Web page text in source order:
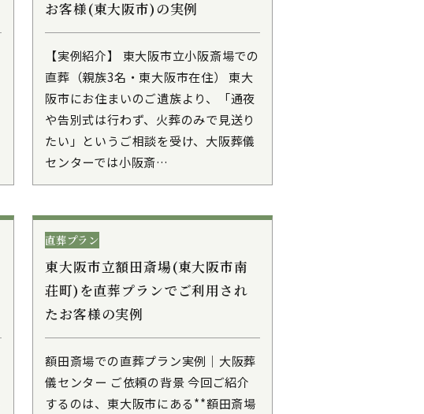
お客様(東大阪市)の実例
【実例紹介】 東大阪市立小阪斎場での
直葬（親族3名・東大阪市在住） 東大
阪市にお住まいのご遺族より、「通夜
や告別式は行わず、火葬のみで見送り
たい」というご相談を受け、大阪葬儀
センターでは小阪斎…
直葬プラン
東大阪市立額田斎場(東大阪市南
荘町)を直葬プランでご利用され
たお客様の実例
額田斎場での直葬プラン実例｜大阪葬
儀センター ご依頼の背景 今回ご紹介
するのは、東大阪市にある**額田斎場